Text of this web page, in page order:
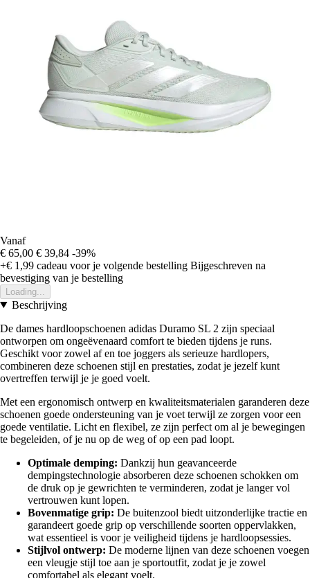
Vanaf
€ 65,00 € 39,84 -39%
+€ 1,99 cadeau voor je volgende bestelling Bijgeschreven na
bevestiging van je bestelling
Loading...
Beschrijving
De dames hardloopschoenen adidas Duramo SL 2 zijn speciaal
ontworpen om ongeëvenaard comfort te bieden tijdens je runs.
Geschikt voor zowel af en toe joggers als serieuze hardlopers,
combineren deze schoenen stijl en prestaties, zodat je jezelf kunt
overtreffen terwijl je je goed voelt.
Met een ergonomisch ontwerp en kwaliteitsmaterialen garanderen deze
schoenen goede ondersteuning van je voet terwijl ze zorgen voor een
goede ventilatie. Licht en flexibel, ze zijn perfect om al je bewegingen
te begeleiden, of je nu op de weg of op een pad loopt.
Optimale demping: Dankzij hun geavanceerde
dempingstechnologie absorberen deze schoenen schokken om
de druk op je gewrichten te verminderen, zodat je langer vol
vertrouwen kunt lopen.
Bovenmatige grip: De buitenzool biedt uitzonderlijke tractie en
garandeert goede grip op verschillende soorten oppervlakken,
wat essentieel is voor je veiligheid tijdens je hardloopsessies.
Stijlvol ontwerp: De moderne lijnen van deze schoenen voegen
een vleugje stijl toe aan je sportoutfit, zodat je je zowel
comfortabel als elegant voelt.